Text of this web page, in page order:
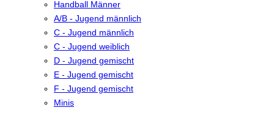
Handball Männer
A/B - Jugend männlich
C - Jugend männlich
C - Jugend weiblich
D - Jugend gemischt
E - Jugend gemischt
F - Jugend gemischt
Minis